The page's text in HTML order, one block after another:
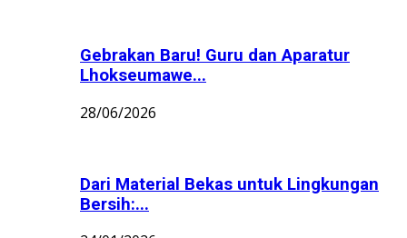
Gebrakan Baru! Guru dan Aparatur
Lhokseumawe...
28/06/2026
Dari Material Bekas untuk Lingkungan
Bersih:...